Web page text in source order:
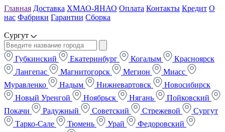
Главная Доставка ХМАО-ЯНАО Оплата Контакты Кредит О
нас Фабрики Гарантии Сборка
Сургут
Губкинский Екатеринбург Когалым
Красноярск
Лангепас
Магнитогорск Мегион
Миасс
Муравленко
Надым Нижневартовск
Новосибирск
Новый Уренгой
Ноябрьск Нягань
Пойковский
Покачи
Радужный Советский Стрежевой
Сургут
Тарко-Сале
Тюмень Урай
Федоровский